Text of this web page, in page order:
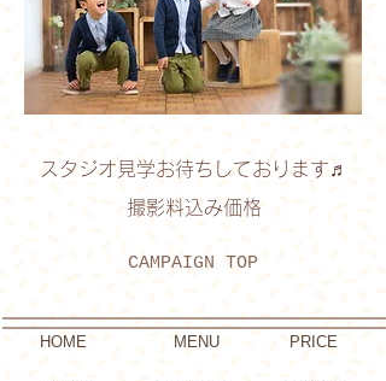
スタジオ見学お待ちしております♬
撮影料込み価格
CAMPAIGN TOP
HOME ​MENU PRICE